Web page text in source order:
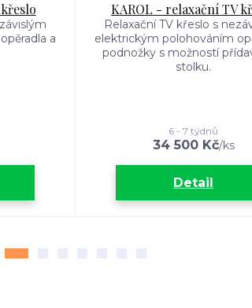
a
KAROL - relaxační TV
Relaxační TV křeslo s
elektrickým polohováním
podnožky s možností
stolku.
34 500 Kč/ks
6 - 7 týdnů
Detail